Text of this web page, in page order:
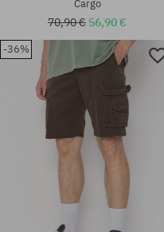
Dostupné veľkosti:
32; 33; 36
Cargo
70,90 € 56,90 €
-36%